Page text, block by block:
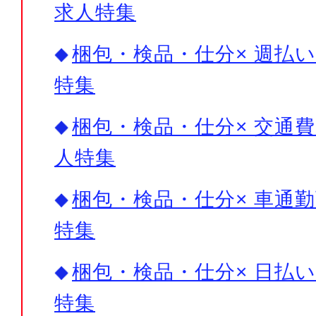
求人特集
梱包・検品・仕分× 週払
特集
梱包・検品・仕分× 交通
人特集
梱包・検品・仕分× 車通
特集
梱包・検品・仕分× 日払
特集